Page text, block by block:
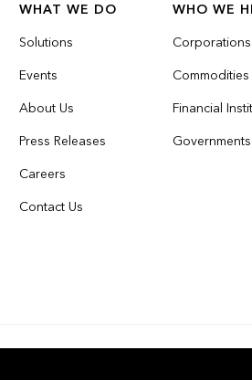
WHAT WE DO
Solutions
Events
About Us
Press Releases
Careers
Contact Us
WHO WE
Corporations
Financial
Governments